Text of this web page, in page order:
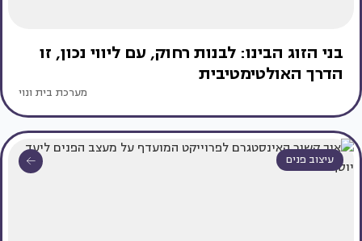
בני הזוג הבינו: לבנות רחוק, עם ליווי נכון, זו
הדרך האולטימטיבית
מערכת בית ונוי
עיצוב פנים